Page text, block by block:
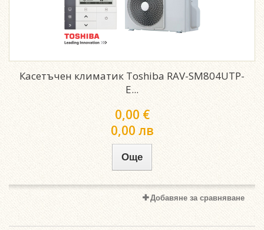
Касетъчен климатик Toshiba RAV-SM804UTP-
E...
0,00 €
0,00 лв
Още
Добавяне за сравняване